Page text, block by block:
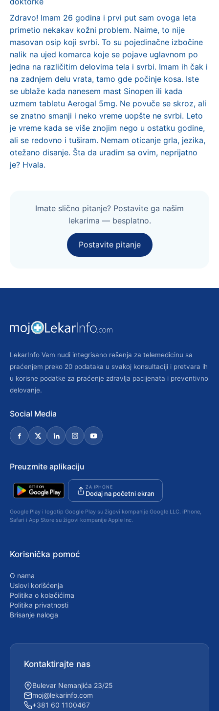
Zdravo! Imam 26 godina i prvi put sam ovoga leta
primetio nekakav kožni problem. Naime, to nije
masovan osip koji svrbi. To su pojedinačne izbočine
nalik na ujed komarca koje se pojave uglavnom po
jedna na različitim delovima tela i svrbi. Imam ih čak i
na zadnjem delu vrata, tamo gde počinje kosa. Iste
se ublaže kada nanesem mast Sinopen ili kada
uzmem tabletu Aerogal 5mg. Ne povuče se skroz, ali
se znatno smanji i neko vreme uopšte ne svrbi. Leto
je vreme kada se više znojim nego u ostatku godine,
ali se redovno i tuširam. Nemam oticanje grla, jezika,
otežano disanje. Šta da uradim sa ovim, neprijatno
je? Hvala.
Imate slično pitanje? Postavite ga našim
lekarima — besplatno.
Postavite pitanje
LekarInfo Vam nudi integrisano rešenja za telemedicinu sa
praćenjem preko 20 podataka u svakoj konsultaciji i pretvara ih
u korisne podatke za praćenje zdravlja pacijenata i preventivno
delovanje.
Social Media
Preuzmite aplikaciju
ZA IPHONE
Dodaj na početni ekran
Google Play i logotip Google Play su žigovi kompanije Google LLC. iPhone,
Safari i App Store su žigovi kompanije Apple Inc.
Korisnička pomoć
O nama
Uslovi korišćenja
Politika o kolačićima
Politika privatnosti
Brisanje naloga
Kontaktirajte nas
Bulevar Nemanjića 23/25
moj@lekarinfo.com
+381 60 1100467